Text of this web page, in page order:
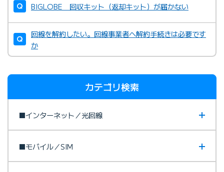
BIGLOBE 回収キット（返却キット）が届かない
回線を解約したい。回線事業者へ解約手続きは必要です
か
カテゴリ検索
■インターネット／光回線
■モバイル／SIM